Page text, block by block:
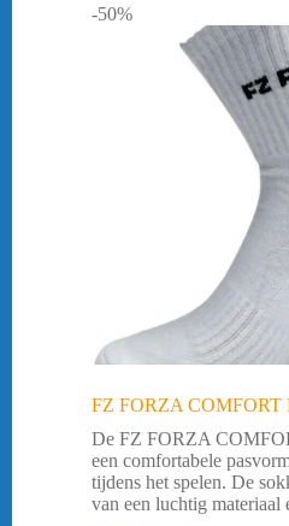
-50%
FZ FORZA
De FZ FORZA
een comfortabele
tijdens het spelen. De
van een luchtig materiaal